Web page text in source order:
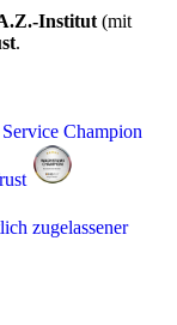
Institut(mit
.
Service Champion
zugelassener